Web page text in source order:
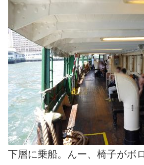
下層に乗船。んー、椅子がボ